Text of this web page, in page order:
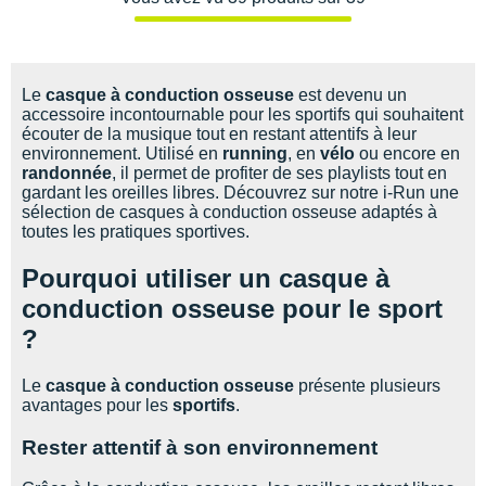
Le casque à conduction osseuse est devenu un
accessoire incontournable pour les sportifs qui souhaitent
écouter de la musique tout en restant attentifs à leur
environnement. Utilisé en running, en vélo ou encore en
randonnée, il permet de profiter de ses playlists tout en
gardant les oreilles libres. Découvrez sur notre i-Run une
sélection de casques à conduction osseuse adaptés à
toutes les pratiques sportives.
Pourquoi utiliser un casque à
conduction osseuse pour le sport
?
Le casque à conduction osseuse présente plusieurs
avantages pour les sportifs.
Rester attentif à son environnement